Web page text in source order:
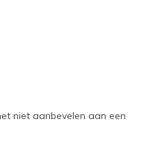
niet aanbevelen aan een